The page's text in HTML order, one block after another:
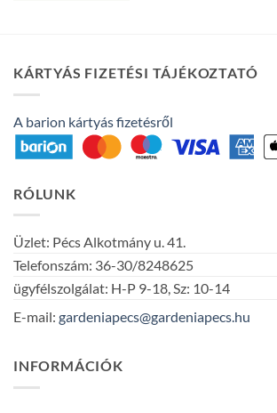
KÁRTYÁS FIZETÉSI TÁJÉKOZTATÓ
A barion kártyás fizetésről
RÓLUNK
Üzlet: Pécs Alkotmány u. 41.
Telefonszám: 36-30/8248625
ügyfélszolgálat: H-P 9-18, Sz: 10-14
E-mail: gardeniapecs@gardeniapecs.hu
INFORMÁCIÓK